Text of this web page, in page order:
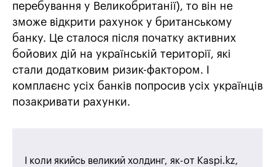
перебування у Великобританії), то він не
зможе відкрити рахунок у британському
банку. Це сталося після початку активних
бойових дій на українській території, які
стали додатковим ризик-фактором. І
комплаєнс усіх банків попросив усіх українців
позакривати рахунки.
І коли якийсь великий холдинг, як-от Kaspi.kz,